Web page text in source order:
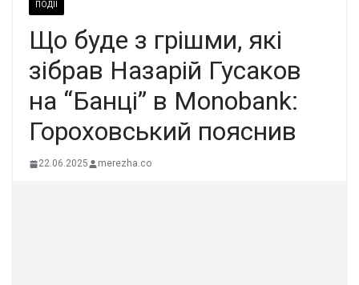
ПОДІЇ
Що буде з грішми, які
зібрав Назарій Гусаков
на “Банці” в Monobank:
Гороховський пояснив
22.06.2025 merezha.co